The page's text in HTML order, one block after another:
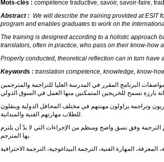
Mots-clés : compétence traductive, savoir, savoir-faire,
Abstract : We will describe the training provided atESIT
program and enables graduates to work on the
The training is designed according to a holistic approach
translators, often in practice, who pass on their know-how
Properly conducted, theoretical reflection can in turn
Keywords : translation competence, knowledge, know-
وتراجمة يزاولون مهنتهم في مختلف المحافل الدولية وينقلون
للطلاب مهارتهم الفنية والميدانية.
الترجمة وفق نسق واضح ومنظم من الإجراءات التي لا بدّ أن يلتزم
بها المترجم.
المعرفة، المهارة الفنية، الترجمة البيداغوجية، الترجمة الاحترافية